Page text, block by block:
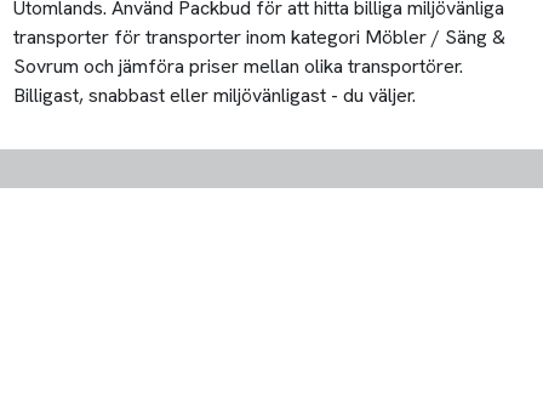
Utomlands. Använd Packbud för att hitta billiga miljövänliga
transporter för transporter inom kategori Möbler / Säng &
Sovrum och jämföra priser mellan olika transportörer.
Billigast, snabbast eller miljövänligast - du väljer.